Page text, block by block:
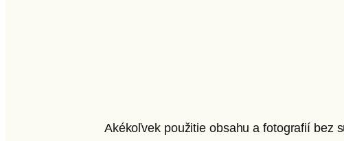
Akékoľvek použitie obsahu a fotografií bez